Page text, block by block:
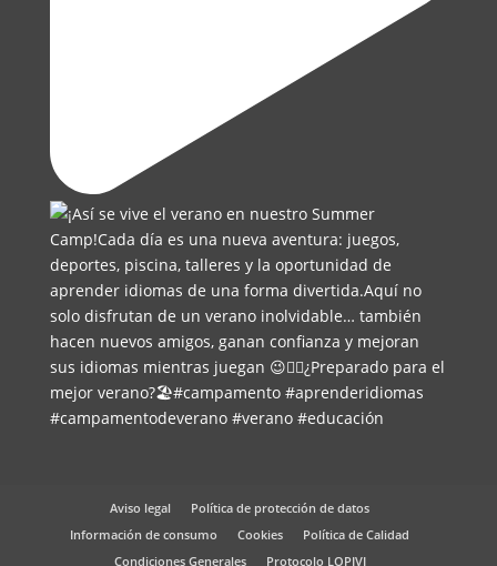
Aviso legal
Política de protección de datos
Información de consumo
Cookies
Política de Calidad
Condiciones Generales
Protocolo LOPIVI